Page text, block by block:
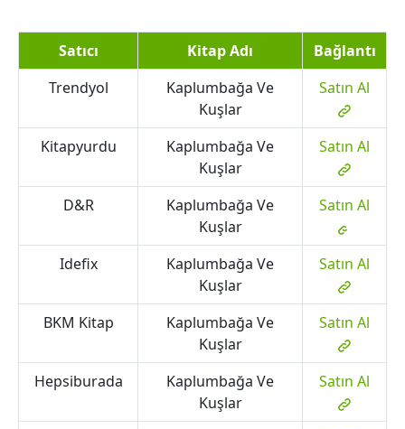
Satıcı Kitap Adı
Bağlantı
Trendyol
Kaplumbağa Ve
Kuşlar
Satın Al
Kitapyurdu
Kaplumbağa Ve
Kuşlar
Satın Al
D&R
Kaplumbağa Ve
Kuşlar
Satın Al
Idefix
Kaplumbağa Ve
Kuşlar
Satın Al
BKM Kitap
Kaplumbağa Ve
Kuşlar
Satın Al
Hepsiburada
Kaplumbağa Ve
Kuşlar
Satın Al